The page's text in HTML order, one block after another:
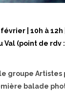
| 10h à 12h
Val (point de rdv
le groupe Artistes
balade